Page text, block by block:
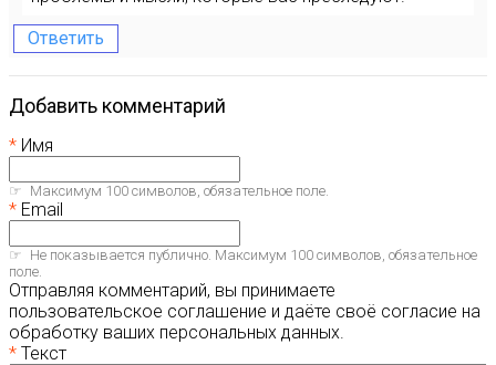
Ответить
Добавить комментарий
Имя
Максимум 100 символов, обязательное поле.
Email
Не показывается публично. Максимум 100 символов, обязательное
поле.
Отправляя комментарий, вы принимаете
пользовательское соглашение и даёте своё согласие на
обработку ваших персональных данных.
Текст